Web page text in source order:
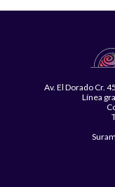
Av. El Dorado Cr.
Línea